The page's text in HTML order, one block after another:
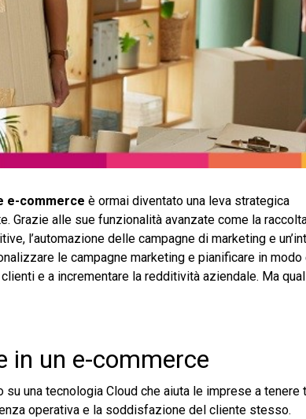
e-commerce è ormai diventato una leva strategica
alle sue funzionalità avanzate come la
l’automazione delle campagne di marketing e
le campagne marketing e pianificare in
e a incrementare la redditività aziendale. Ma
in un e-commerce
una tecnologia Cloud che aiuta le imprese a tenere
operativa e la soddisfazione del cliente stesso.